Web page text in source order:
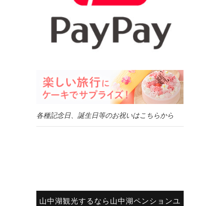
各種記念日、誕生日等のお祝いはこちらから
山中湖観光するなら山中湖ペンションユ